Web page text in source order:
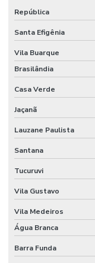
Fornecedores de estufa
Fornecedores de
Forno contínuo
Forno contínuo para
Forno elétrico
Forno elétrico para
Forno de fundição
Forno para fundição de
Forno para fundição de
Forno de fundição a
República
Santa Efigênia
Vila Buarque
Brasilândia
Casa Verde
Jaçanã
Lauzane Paulista
Santana
Tucuruvi
Vila Gustavo
Vila Medeiros
Água Branca
Barra Funda